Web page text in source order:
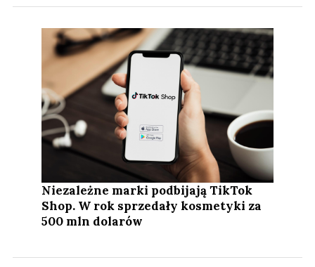
Niezależne marki podbijają TikTok
Shop. W rok sprzedały kosmetyki za
500 mln dolarów